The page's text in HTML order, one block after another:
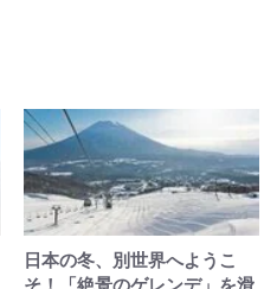
日本の冬、別世界へようこ
そ！「絶景のゲレンデ」を滑